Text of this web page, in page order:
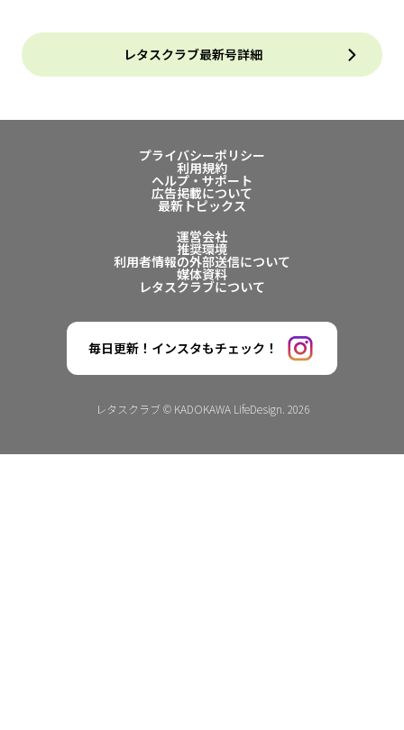
レタスクラブ最新号詳細
プライバシーポリシー
利用規約
ヘルプ・サポート
広告掲載について
最新トピックス
運営会社
推奨環境
利用者情報の外部送信について
媒体資料
レタスクラブについて
毎日更新！インスタもチェック！
レタスクラブ © KADOKAWA LifeDesign. 2026